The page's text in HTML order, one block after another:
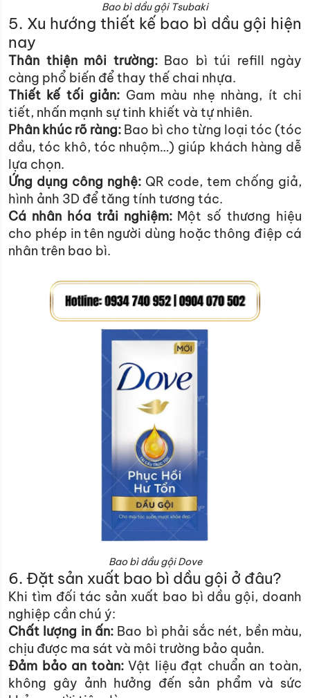
Bao bì dầu gội Tsubaki
5. Xu hướng thiết kế bao bì dầu gội hiện
nay
Thân thiện môi trường:Bao bì túi refill ngày
càng phổ biến để thay thế chai nhựa.
Thiết kế tối giản: Gam màu nhẹ nhàng, ít chi
tiết, nhấn mạnh sự tinh khiết và tự nhiên.
Phân khúc rõ ràng: Bao bì cho từng loại tóc (tóc
dầu, tóc khô, tóc nhuộm…) giúp khách hàng dễ
lựa chọn.
Ứng dụng công nghệ:QR code, tem chống giả,
hình ảnh 3D để tăng tính tương tác.
Cá nhân hóa trải nghiệm:Một số thương hiệu
cho phép in tên người dùng hoặc thông điệp cá
nhân trên bao bì.
Bao bì dầu gội Dove
6. Đặt sản xuất bao bì dầu gội ở đâu?
Khi tìm đối tác sản xuất bao bì dầu gội, doanh
nghiệp cần chú ý:
Chất lượng in ấn:Bao bì phải sắc nét, bền màu,
chịu được ma sát và môi trường bảo quản.
Đảm bảo an toàn:Vật liệu đạt chuẩn an toàn,
không gây ảnh hưởng đến sản phẩm và sức